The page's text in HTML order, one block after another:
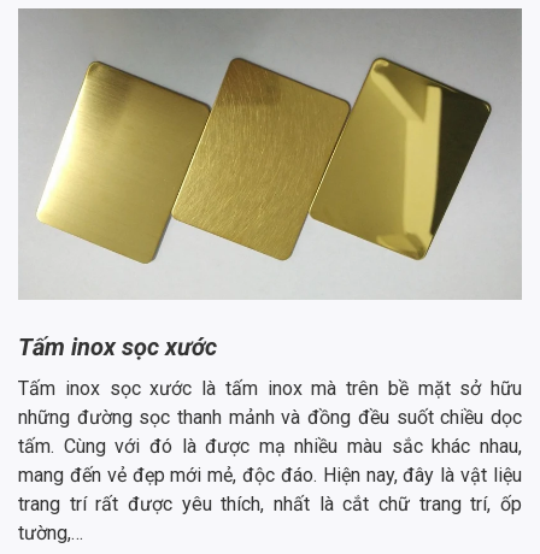
Tấm inox sọc xước
Tấm inox sọc xước là tấm inox mà trên bề mặt sở hữu
những đường sọc thanh mảnh và đồng đều suốt chiều dọc
tấm. Cùng với đó là được mạ nhiều màu sắc khác nhau,
mang đến vẻ đẹp mới mẻ, độc đáo. Hiện nay, đây là vật liệu
trang trí rất được yêu thích, nhất là cắt chữ trang trí, ốp
tường,…